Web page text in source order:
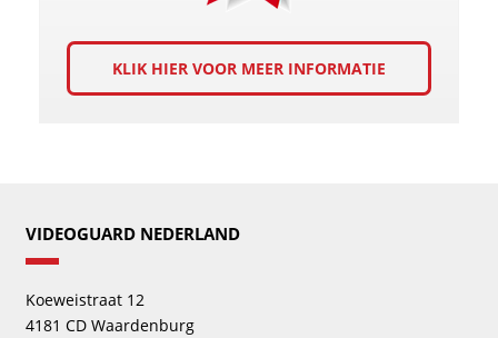
KLIK HIER VOOR MEER INFORMATIE
VIDEOGUARD NEDERLAND
Koeweistraat 12
4181 CD Waardenburg